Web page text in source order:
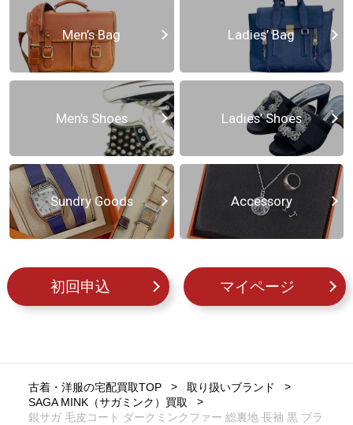
Men’s Bag Ladies’ Bag
Men’s Shoes Ladies’ Shoes
Sundry Goods Accessory
初回申込 マイページ
古着・洋服の宅配買取TOP
取り扱いブランド
SAGA MINK（サガミンク）買取
銀サガ 毛皮コート ダークミンクファー 総裏地 長袖 黒 ブラ